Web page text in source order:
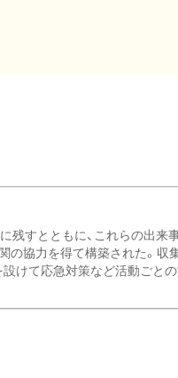
残すとともに、これらの出来
の協力を得て構築された。収
けて応急対策など活動ごと